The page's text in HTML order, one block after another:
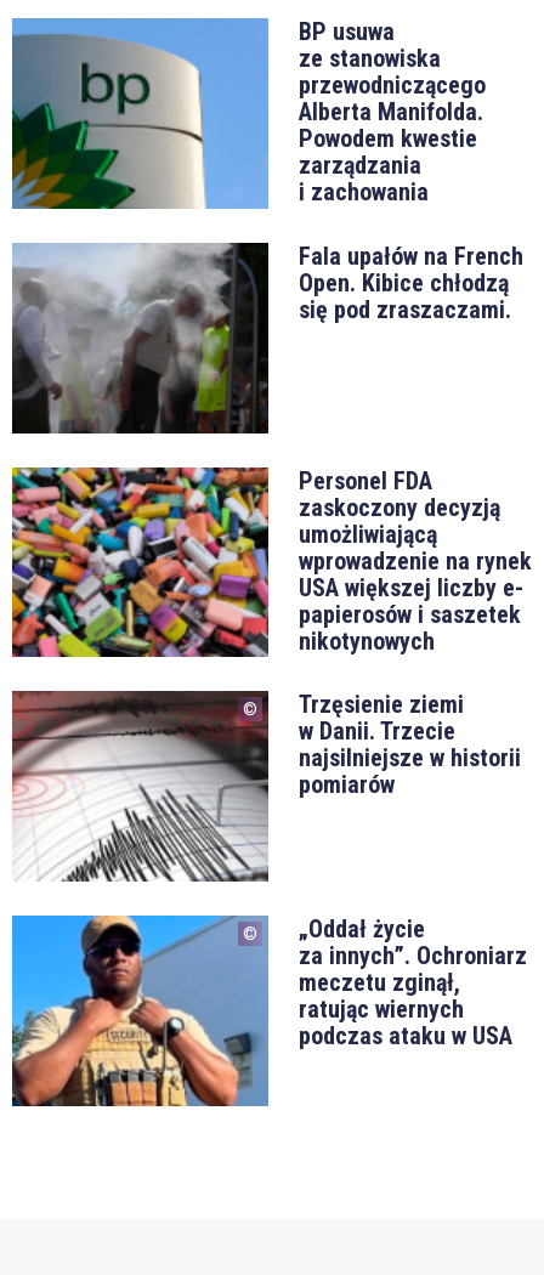
BP usuwa
ze stanowiska
przewodniczącego
Alberta Manifolda.
Powodem kwestie
zarządzania
i zachowania
Fala upałów na French
Open. Kibice chłodzą
się pod zraszaczami.
Personel FDA
zaskoczony decyzją
umożliwiającą
wprowadzenie na rynek
USA większej liczby e-
papierosów i saszetek
nikotynowych
Trzęsienie ziemi
w Danii. Trzecie
najsilniejsze w historii
pomiarów
„Oddał życie
za innych”. Ochroniarz
meczetu zginął,
ratując wiernych
podczas ataku w USA